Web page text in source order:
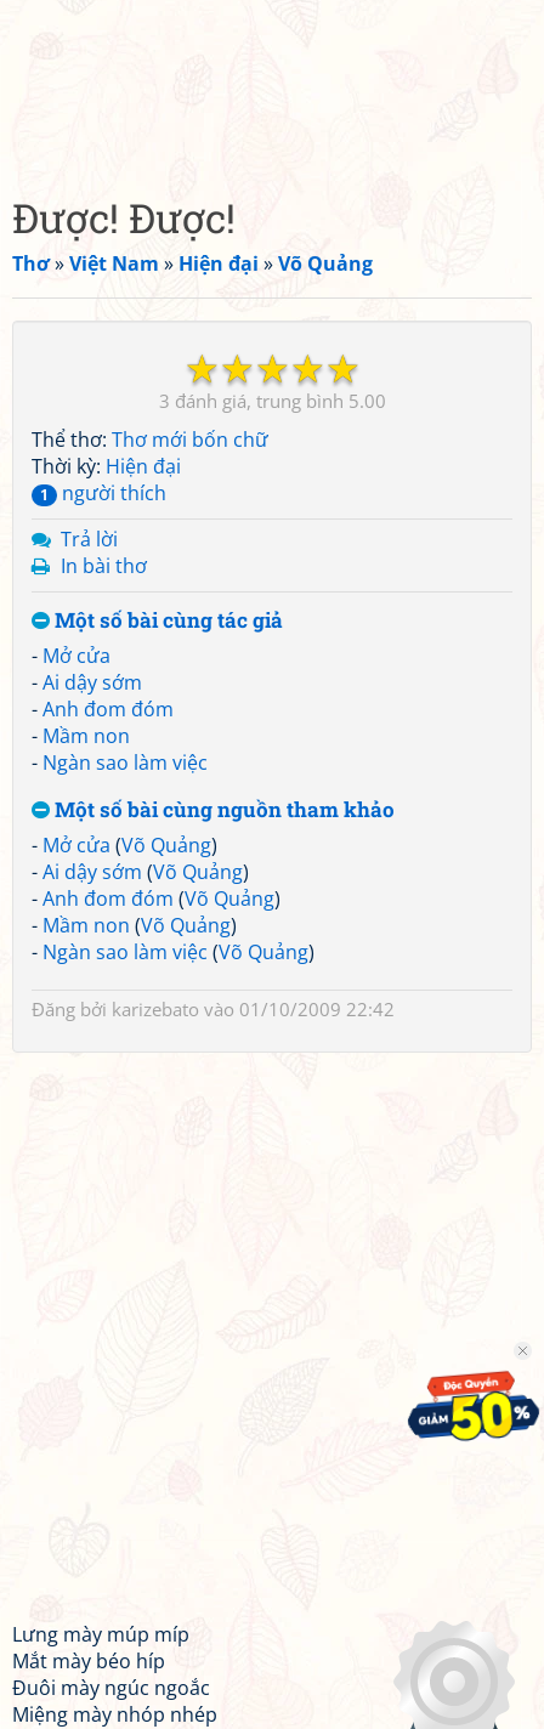
Được! Được!
Thơ»Việt Nam » Hiện đại »Võ Quảng
☆
☆
☆
☆
☆
3 5.00
Thể thơ: Thơ mới bốn chữ
Thời kỳ: Hiện đại
1
người thích
Trả lời
In bài thơ
Một số bài cùng tác giả
- Mở cửa
-Ai dậy sớm
-Anh đom đóm
- Mầm non
- Ngàn sao làm việc
Một số bài cùng nguồn tham khảo
- Mở cửa (Võ Quảng)
-Ai dậy sớm (Võ Quảng)
-Anh đom đóm (Võ Quảng)
- Mầm non (Võ Quảng)
- Ngàn sao làm việc (Võ Quảng)
Đăng bởi karizebato vào 01/10/2009 22:42
Lưng mày múp míp
Mắt mày béo híp
Đuôi mày ngúc ngoắc
Miệng mày nhóp nhép